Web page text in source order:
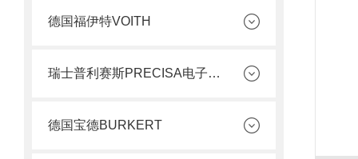
德国福伊特VOITH
瑞士普利赛斯PRECISA电子天平
德国宝德BURKERT